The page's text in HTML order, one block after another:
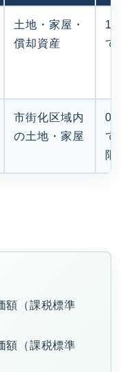
土地・家屋・
償却資産
で
市街化区域内
の土地・家屋
で
限
額（課税標準
額（課税標準